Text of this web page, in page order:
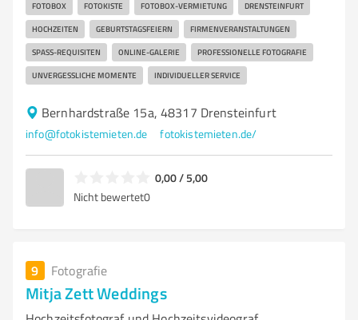
FOTOBOX FOTOKISTE FOTOBOX-VERMIETUNG DRENSTEINFURT
HOCHZEITEN GEBURTSTAGSFEIERN FIRMENVERANSTALTUNGEN
SPASS-REQUISITEN ONLINE-GALERIE PROFESSIONELLE FOTOGRAFIE
UNVERGESSLICHE MOMENTE INDIVIDUELLER SERVICE
Bernhardstraße 15a, 48317 Drensteinfurt
info@fotokistemieten.de fotokistemieten.de/
0,00 / 5,00
Nicht bewertet0
9 Fotografie
Mitja Zett Weddings